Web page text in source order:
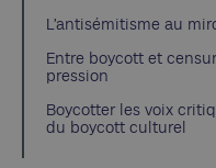
L’antisémitisme au
Entre boycott et
pression
Boycotter les voix
du boycott culturel